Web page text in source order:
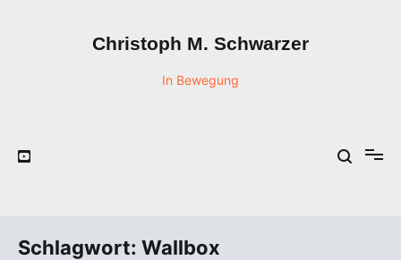
Christoph M. Schwarzer
In Bewegung
Schlagwort: Wallbox